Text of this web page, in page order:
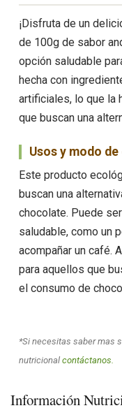
¡Disfruta de un
de 100g de sabor
opción saludable
hecha con
artificiales, lo que la
que buscan una
Usos y modo
Este producto
buscan una
chocolate. Puede
saludable, como un
acompañar un café.
para aquellos que
el consumo de
*Si necesitas saber mas
nutricional contáctanos.
Información